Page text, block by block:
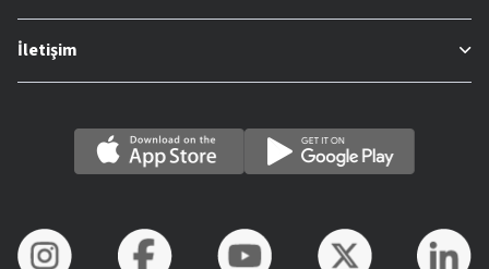
İletişim